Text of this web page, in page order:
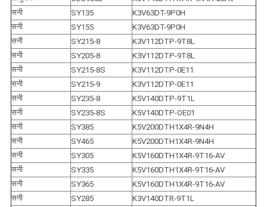
सनी
SY135
K3V63DT-9P0H
सनी
SY155
K3V63DT-9P0H
सनी
SY215-8
K3V112DTP-9T8L
सनी
SY205-8
K3V112DTP-9T8L
सनी
SY215-8S
K3V112DTP-0E11
सनी
SY215-9
K3V112DTP-0E11
सनी
SY235-8
K5V140DTP-9T1L
सनी
SY235-8S
K5V140DTP-OE01
सनी
SY385
K5V200DTH1X4R-9N4H
सनी
SY465
K5V200DTH1X4R-9N4H
सनी
SY305
K5V160DTH1X4R-9T16-AV
सनी
SY335
K5V160DTH1X4R-9T16-AV
सनी
SY365
K5V160DTH1X4R-9T16-AV
सनी
SY285
K3V140DTR-9T1L